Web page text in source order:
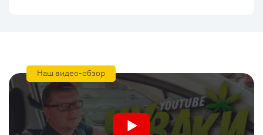
Наш видео-обзор